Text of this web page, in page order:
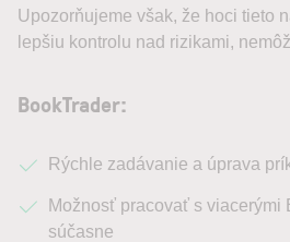
Upozorňujeme však, že hoci tieto
lepšiu kontrolu nad rizikami,
BookTrader:
Rýchle zadávanie a úprava
Možnosť pracovať s viacerými
súčasne